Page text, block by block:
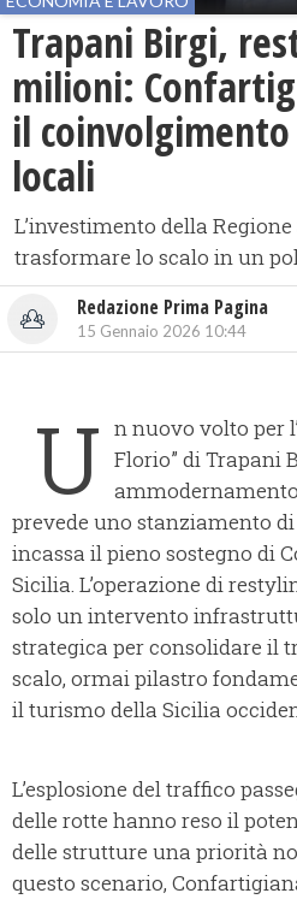
Trapani Birgi,
milioni:
il
locali
L’investimento della
trasformare lo scalo in un
Redazione Prima Pagina
15 Gennaio 2026 10:44
U n nuovo volto per
Florio” di Trapani
prevede uno stanziamento
incassa il pieno sostegno di
Sicilia. L’operazione di
solo un intervento
strategica per consolidare il
scalo, ormai pilastro
il turismo della Sicilia
L’esplosione del traffico
delle rotte hanno reso il
delle strutture una priorità
questo scenario,